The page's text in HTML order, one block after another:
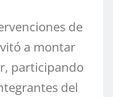
de
a montar
participando
del